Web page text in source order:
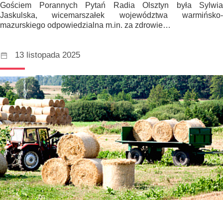
Gościem Porannych Pytań Radia Olsztyn była Sylwia
Jaskulska, wicemarszałek województwa warmińsko-
mazurskiego odpowiedzialna m.in. za zdrowie…
13 listopada 2025